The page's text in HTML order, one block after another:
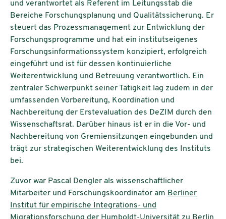
und verantwortet als Referent im Leitungsstab die
Bereiche Forschungsplanung und Qualitätssicherung. Er
steuert das Prozessmanagement zur Entwicklung der
Forschungsprogramme und hat ein institutseigenes
Forschungsinformationssystem konzipiert, erfolgreich
eingeführt und ist für dessen kontinuierliche
Weiterentwicklung und Betreuung verantwortlich. Ein
zentraler Schwerpunkt seiner Tätigkeit lag zudem in der
umfassenden Vorbereitung, Koordination und
Nachbereitung der Erstevaluation des DeZIM durch den
Wissenschaftsrat. Darüber hinaus ist er in die Vor- und
Nachbereitung von Gremiensitzungen eingebunden und
trägt zur strategischen Weiterentwicklung des Instituts
bei.
Zuvor war Pascal Dengler als wissenschaftlicher
Mitarbeiter und Forschungskoordinator am Berliner
Institut für empirische Integrations- und